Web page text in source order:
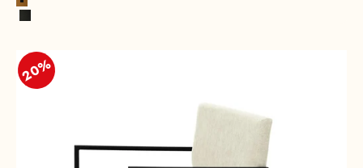
Cognac Premium
Schwarz Premium
20%